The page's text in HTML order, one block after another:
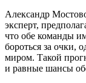
Александр
эксперт,
что обе команды
бороться за очки,
миром. Такой
и равные шансы